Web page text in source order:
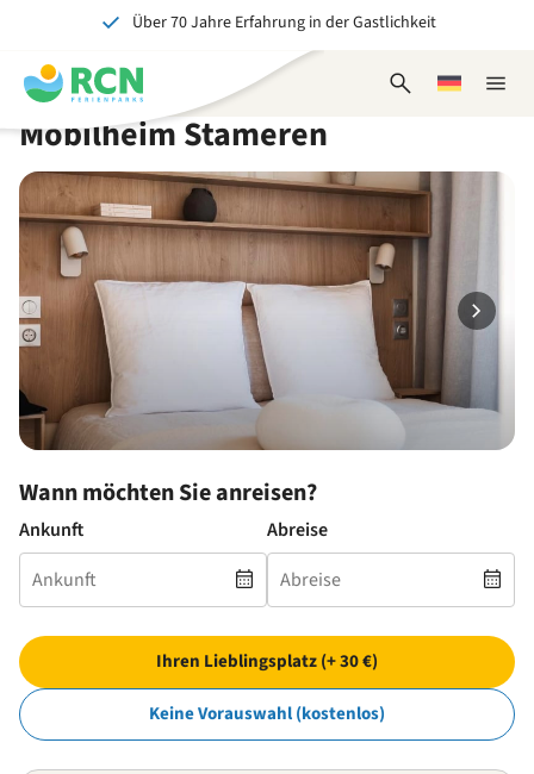
springen
springen
springen
springen
Über 70 Jahre Erfahrung in der Gastlichkeit
Ein tolles Erlebnis für Jung und Alt
Suchformular
Wählen
Mobilheim Stameren
Wann möchten Sie anreisen?
Ankunft Abreise
Ihren Lieblingsplatz (+ 30 €)
Keine Vorauswahl (kostenlos)